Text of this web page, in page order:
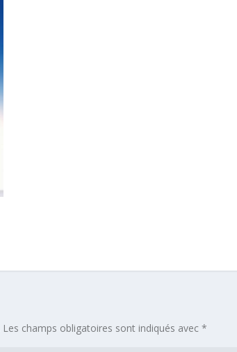
Les champs obligatoires sont indiqués avec*